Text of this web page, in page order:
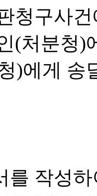
를 작성